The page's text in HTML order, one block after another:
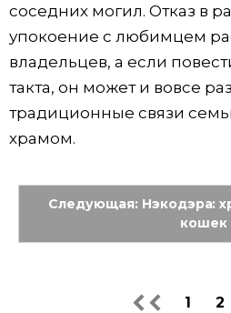
соседних могил. Отказ в
упокоение с любимцем
владельцев, а если
такта, он может и вовсе
традиционные связи
храмом.
Следующая: Нэкодэра:
кошек
1 2